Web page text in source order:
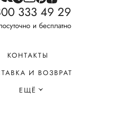
333 49 29
и бесплатно
КОНТАКТЫ
И ВОЗВРАТ
ЕЩЁ